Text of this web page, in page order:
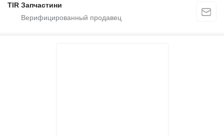
TIR Запчастини